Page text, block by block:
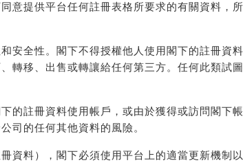
意提供平台任何註冊表格所要求的有關資料，
安全性。閣下不得授權他人使用閣下的註冊資
轉移、出售或轉讓給任何第三方。任何此類試
的註冊資料使用帳戶，或由於獲得或訪問閣下
司的任何其他資料的風險。
資料），閣下必須使用平台上的適當更新機制